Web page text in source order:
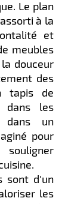
Le plan
à la
et
meubles
douceur
des
tapis de
dans les
dans un
pour
sont d'un
les